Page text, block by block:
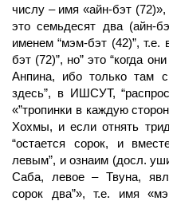
числу – имя «айн-бэт
это семьдесят два (айн-
именем “мэм-бэт (42)”,
бэт (72)”, но” это “когда
Анпина, ибо только там
здесь”, в ИШСУТ,
«”тропинки в каждую
Хохмы, и если отнять
“остается сорок, и
левым”, и ознаим (досл.
Саба, левое – Твуна,
сорок два”», т.е. имя